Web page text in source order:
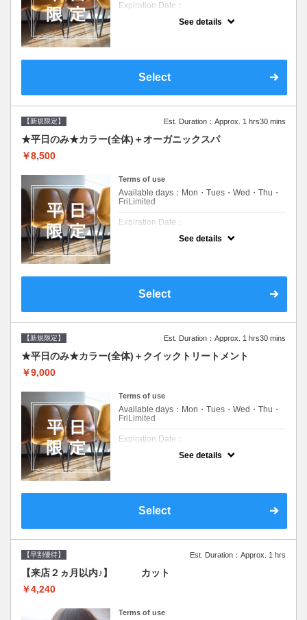
Expiration Date：
新規限定の平日のみのクーポンです★
平日クーポン●シャンプーブロー込●ロング料
提案させて頂きます●選べるシャンプー付き●
See details
Select
【新規限定】 Est. Duration：Approx. 1 hrs30 mins
★平日のみ★カラー(全体)＋オーガニックスパ
￥8,500
Terms of use
Available days：Mon・Tues・Wed・Thu・
FriLimited
Expiration Date：
新規限定の平日のみのクーポンです★
平日クーポン●シャンプーブロー込●ロング料
提案させて頂きます●選べるシャンプー付き●
See details
Select
【新規限定】 Est. Duration：Approx. 1 hrs30 mins
★平日のみ★カラー(全体)＋クイックトリートメント
￥9,000
Terms of use
Available days：Mon・Tues・Wed・Thu・
FriLimited
Expiration Date：
新規限定の平日のみのクーポンです★
平日クーポン●シャンプーブロー込●ロング料
提案させて頂きます●選べるシャンプー付き●
See details
Select
【早割優待】 Est. Duration：Approx. 1 hrs
【来店２ヵ月以内♪】 カット
￥4,240
Terms of use